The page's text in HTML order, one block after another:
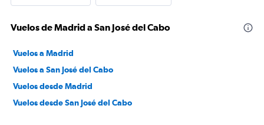
Vuelos de Madrid a San José del Cabo
Vuelos a Madrid
Vuelos a San José del Cabo
Vuelos desde Madrid
Vuelos desde San José del Cabo